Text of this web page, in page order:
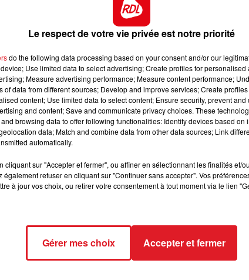
RDL & VOUS
sans réel motif, ce tracé va lui plaire et il est
attendue
éme du prix de l'été, des épreuves de groupe. Il
incontournable
dans le trophée vert en s'adjugeant deux
le plus souvent l'arrivée. Barré par plusieurs
le désavantage de faire sa rentrée et de rester
et avec ses chaussures. Courageux, il peut
DES PISTES+++++
Le respect de votre vie privée est notre priorité
do the following data processing based on your consent and/or our
Use limited data to select advertising; Create profiles for
Measure advertising performance; Measure content performance;
of data from different sources; Develop and improve services; Create
content; Use limited data to select content; Ensure security, prevent and
and content; Save and communicate privacy choices. These
browsing data to offer following functionalities: Identify devices based on
data; Match and combine data from other data sources; Link
automatically.
cliquant sur "Accepter et fermer", ou affiner en sélectionnant les finalités et/
également refuser en cliquant sur "Continuer sans accepter". Vos
à jour vos choix, ou retirer votre consentement à tout moment via le lien
Gérer mes choix Accepter et fermer